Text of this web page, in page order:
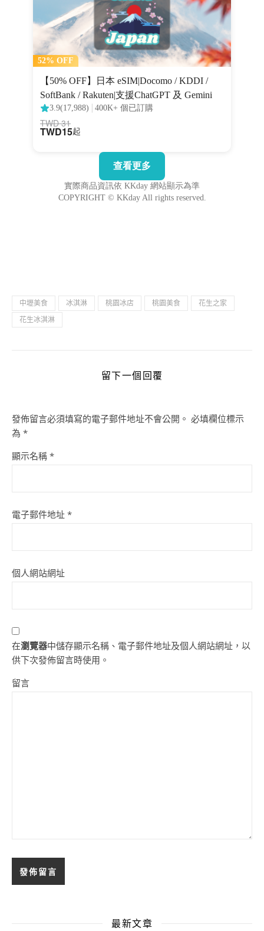
中壢美食 冰淇淋 桃園冰店 桃園美食
花生之家
花生冰淇淋
留下一個回覆
發佈留言必須填寫的電子郵件地址不會公開。 必填欄位標示
為 *
顯示名稱 *
電子郵件地址 *
個人網站網址
在瀏覽器中儲存顯示名稱、電子郵件地址及個人網站網址，以
供下次發佈留言時使用。
留言
最新文章